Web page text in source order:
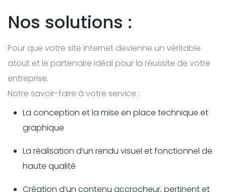
Nos solutions :
Pour que votre site internet devienne un véritable
atout et le partenaire idéal pour la réussite de votre
entreprise.
Notre savoir-faire à votre service :
La conception et la mise en place technique et
graphique
La réalisation d’un rendu visuel et fonctionnel de
haute qualité
Création d’un contenu accrocheur, pertinent et